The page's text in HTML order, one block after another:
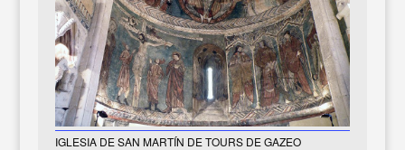
IGLESIA DE SAN MARTÍN DE TOURS DE GAZEO